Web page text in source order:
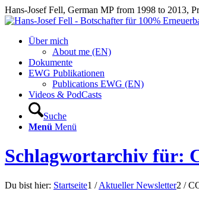
Hans-Josef Fell, German MP from 1998 to 2013,
Über mich
About me (EN)
Dokumente
EWG Publikationen
Publications EWG (EN)
Videos & PodCasts
Suche
Menü Menü
Schlagwortarchiv für:
Du bist hier: Startseite1 / Aktueller Newsletter2 /